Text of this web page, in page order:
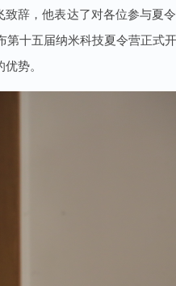
辞，他表达了对各位参与夏
十五届纳米科技夏令营正式
势。